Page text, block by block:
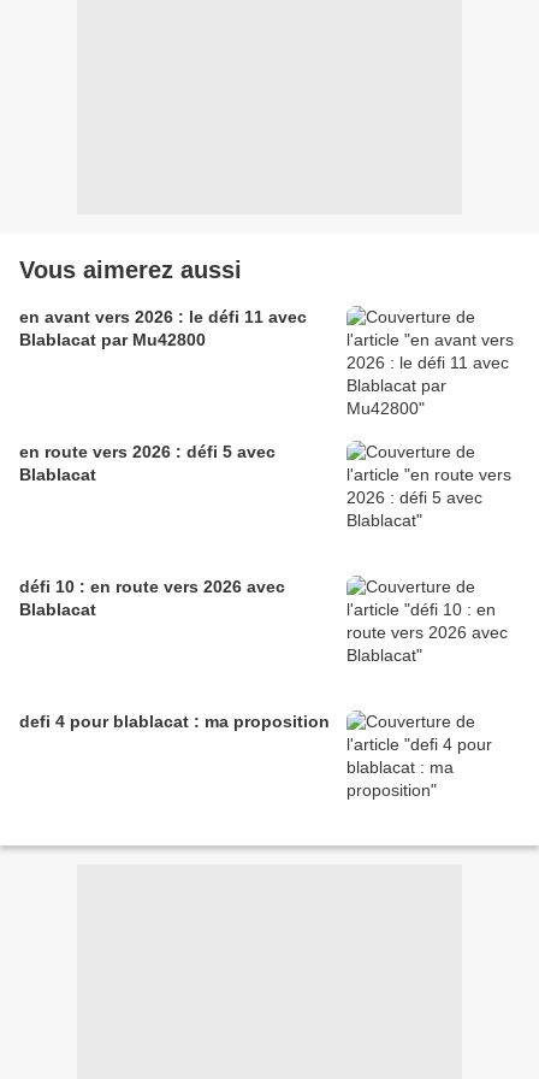
Vous aimerez aussi
en avant vers 2026 : le défi 11 avec
Blablacat par Mu42800
en route vers 2026 : défi 5 avec
Blablacat
défi 10 : en route vers 2026 avec
Blablacat
defi 4 pour blablacat : ma proposition